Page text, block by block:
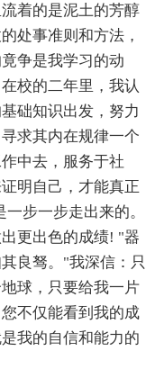
着的是泥土的芳醇
处事准则和方法，
争是我学习的动
校的二年里，我认
础知识出发，努力
求其内在规律一个
中去，服务于社
明自己，才能真正
步一步走出来的。
更出色的成绩! "器
良驽。"我深信：只
球，只要给我一片
不仅能看到我的成
我的自信和能力的